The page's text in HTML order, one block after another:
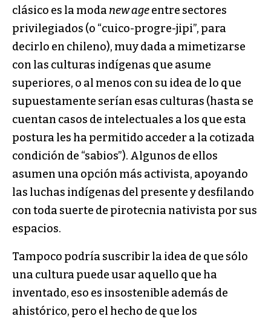
clásico es la moda new ageentre sectores
privilegiados (o “cuico-progre-jipi”, para
decirlo en chileno), muy dada a mimetizarse
con las culturas indígenas que asume
superiores, o al menos con su idea de lo que
supuestamente serían esas culturas (hasta se
cuentan casos de intelectuales a los que esta
postura les ha permitido acceder a la cotizada
condición de “sabios”). Algunos de ellos
asumen una opción más activista, apoyando
las luchas indígenas del presente y desfilando
con toda suerte de pirotecnia nativista por sus
espacios.
Tampoco podría suscribir la idea de que sólo
una cultura puede usar aquello que ha
inventado, eso es insostenible además de
ahistórico, pero el hecho de que los